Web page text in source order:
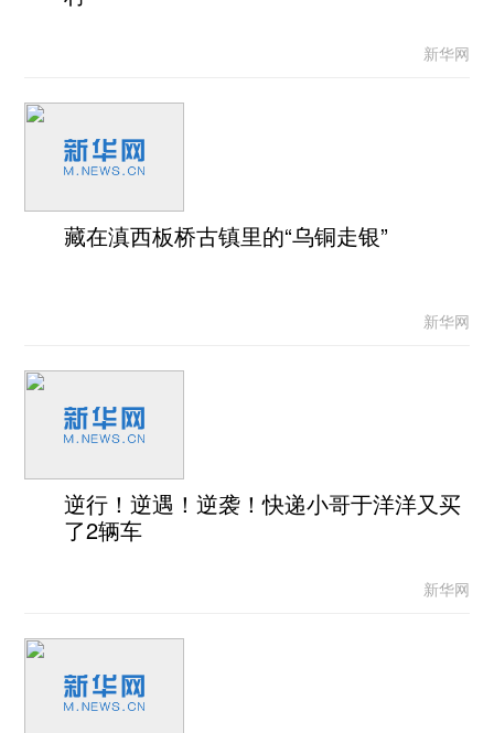
新华网
藏在滇西板桥古镇里的“乌铜走银”
新华网
逆行！逆遇！逆袭！快递小哥于洋洋又买
了2辆车
新华网